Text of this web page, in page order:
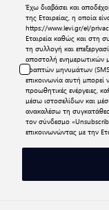
Έχω διαβάσει και
της Εταιρείας, η οποία
https://www.levi.gr/el/
Εταιρεία καθώς και στη
τη συλλογή και
αποστολή ενημερωτικών
γραπτών μηνυμάτων
επικοινωνία αυτή
προωθητικές ενέργειες,
μέσω ιστοσελίδων και
ανακαλέσω τη
τον σύνδεσμο
επικοινωνώντας με την